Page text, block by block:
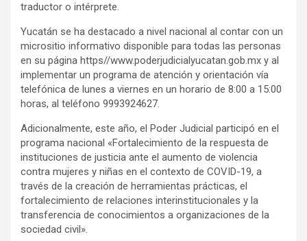
traductor o intérprete.
Yucatán se ha destacado a nivel nacional al contar con un
micrositio informativo disponible para todas las personas
en su página https//www.poderjudicialyucatan.gob.mx y al
implementar un programa de atención y orientación vía
telefónica de lunes a viernes en un horario de 8:00 a 15:00
horas, al teléfono 9993924627.
Adicionalmente, este año, el Poder Judicial participó en el
programa nacional «Fortalecimiento de la respuesta de
instituciones de justicia ante el aumento de violencia
contra mujeres y niñas en el contexto de COVID-19, a
través de la creación de herramientas prácticas, el
fortalecimiento de relaciones interinstitucionales y la
transferencia de conocimientos a organizaciones de la
sociedad civil».